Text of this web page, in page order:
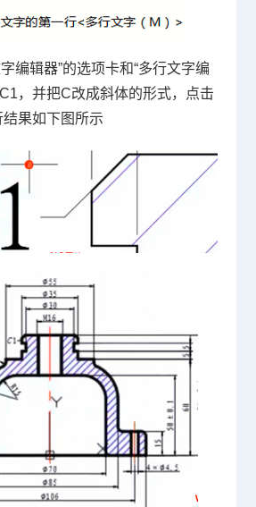
编辑器”的选项卡和“多行文字编
C1，并把C改成斜体的形式，点击
果如下图所示